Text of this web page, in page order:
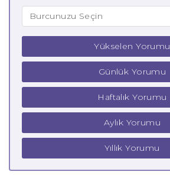
Yükselen Yorumu
Günlük Yorumu
Haftalık Yorumu
Aylık Yorumu
Yıllık Yorumu